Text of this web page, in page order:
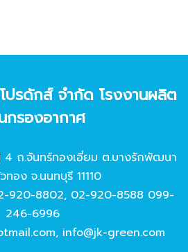
ปรดักส์ จํากัด โรงงานผลิต
กรองอากาศ
4 ถ.จันทร์ทองเอี่ยม ต.บางรักพัฒนา
ทอง จ.นนทบุรี 11110
920-8802, 02-920-8588 099-
246-6996
, info@jk-green.com